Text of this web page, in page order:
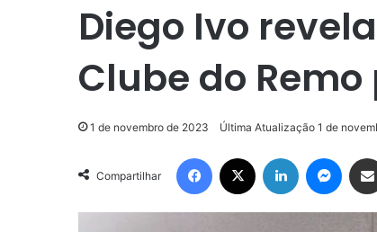
Diego Ivo
Clube do
1 de novembro de 2023 Última Atualização 1 de
Compartilhar
Facebook Linkedin